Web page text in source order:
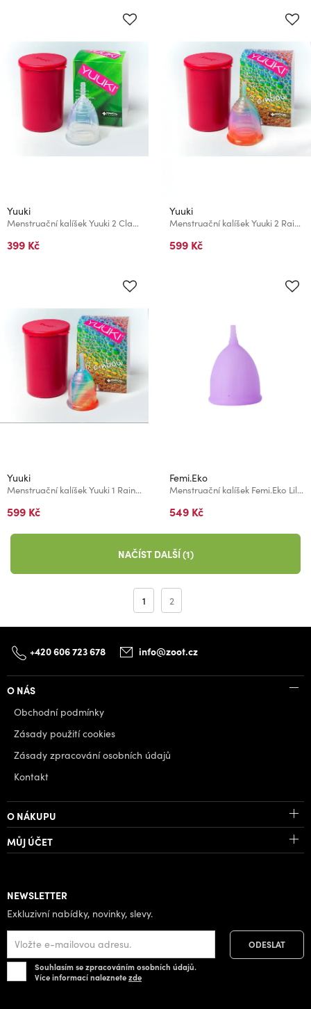
Yuuki
Menstruační kalíšek Yuuki 2 Classic
399 Kč
Yuuki
Menstruační kalíšek Yuuki 2 Rainbow classic
599 Kč
Yuuki
Menstruační kalíšek Yuuki 1 Rainbow classic
599 Kč
Femi.Eko
Menstruační kalíšek Femi.Eko Lila vel. S
549 Kč
NAČÍST DALŠÍ (1)
1 2
+420 606 723 678 info@zoot.cz
O NÁS
Obchodní podmínky
Zásady použití cookies
Zásady zpracování osobních údajů
Kontakt
O NÁKUPU
MŮJ ÚČET
NEWSLETTER
Exkluzivní nabídky, novinky, slevy.
Souhlasím se zpracováním osobních údajů.
Více informací naleznetezde